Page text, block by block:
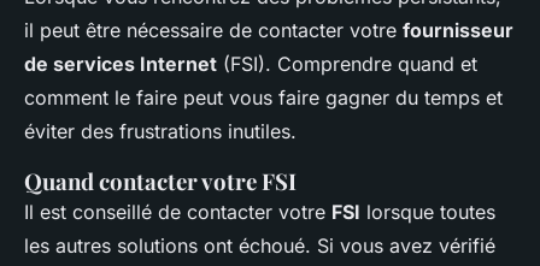
il peut être nécessaire de contacter votre fournisseur
de services Internet (FSI). Comprendre quand et
comment le faire peut vous faire gagner du temps et
éviter des frustrations inutiles.
Quand contacter votre FSI
Il est conseillé de contacter votre FSI lorsque toutes
les autres solutions ont échoué. Si vous avez vérifié